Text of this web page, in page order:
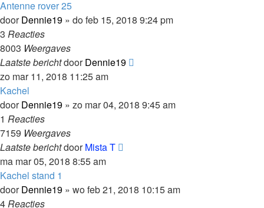
Antenne rover 25
doorDennie19 » do feb 15, 2018 9:24 pm
3 Reacties
8003 Weergaves
Laatste berichtdoorDennie19
zo mar 11, 2018 11:25 am
Kachel
doorDennie19 » zo mar 04, 2018 9:45 am
1 Reacties
7159 Weergaves
Laatste berichtdoorMista T
ma mar 05, 2018 8:55 am
Kachel stand 1
doorDennie19 » wo feb 21, 2018 10:15 am
4Reacties